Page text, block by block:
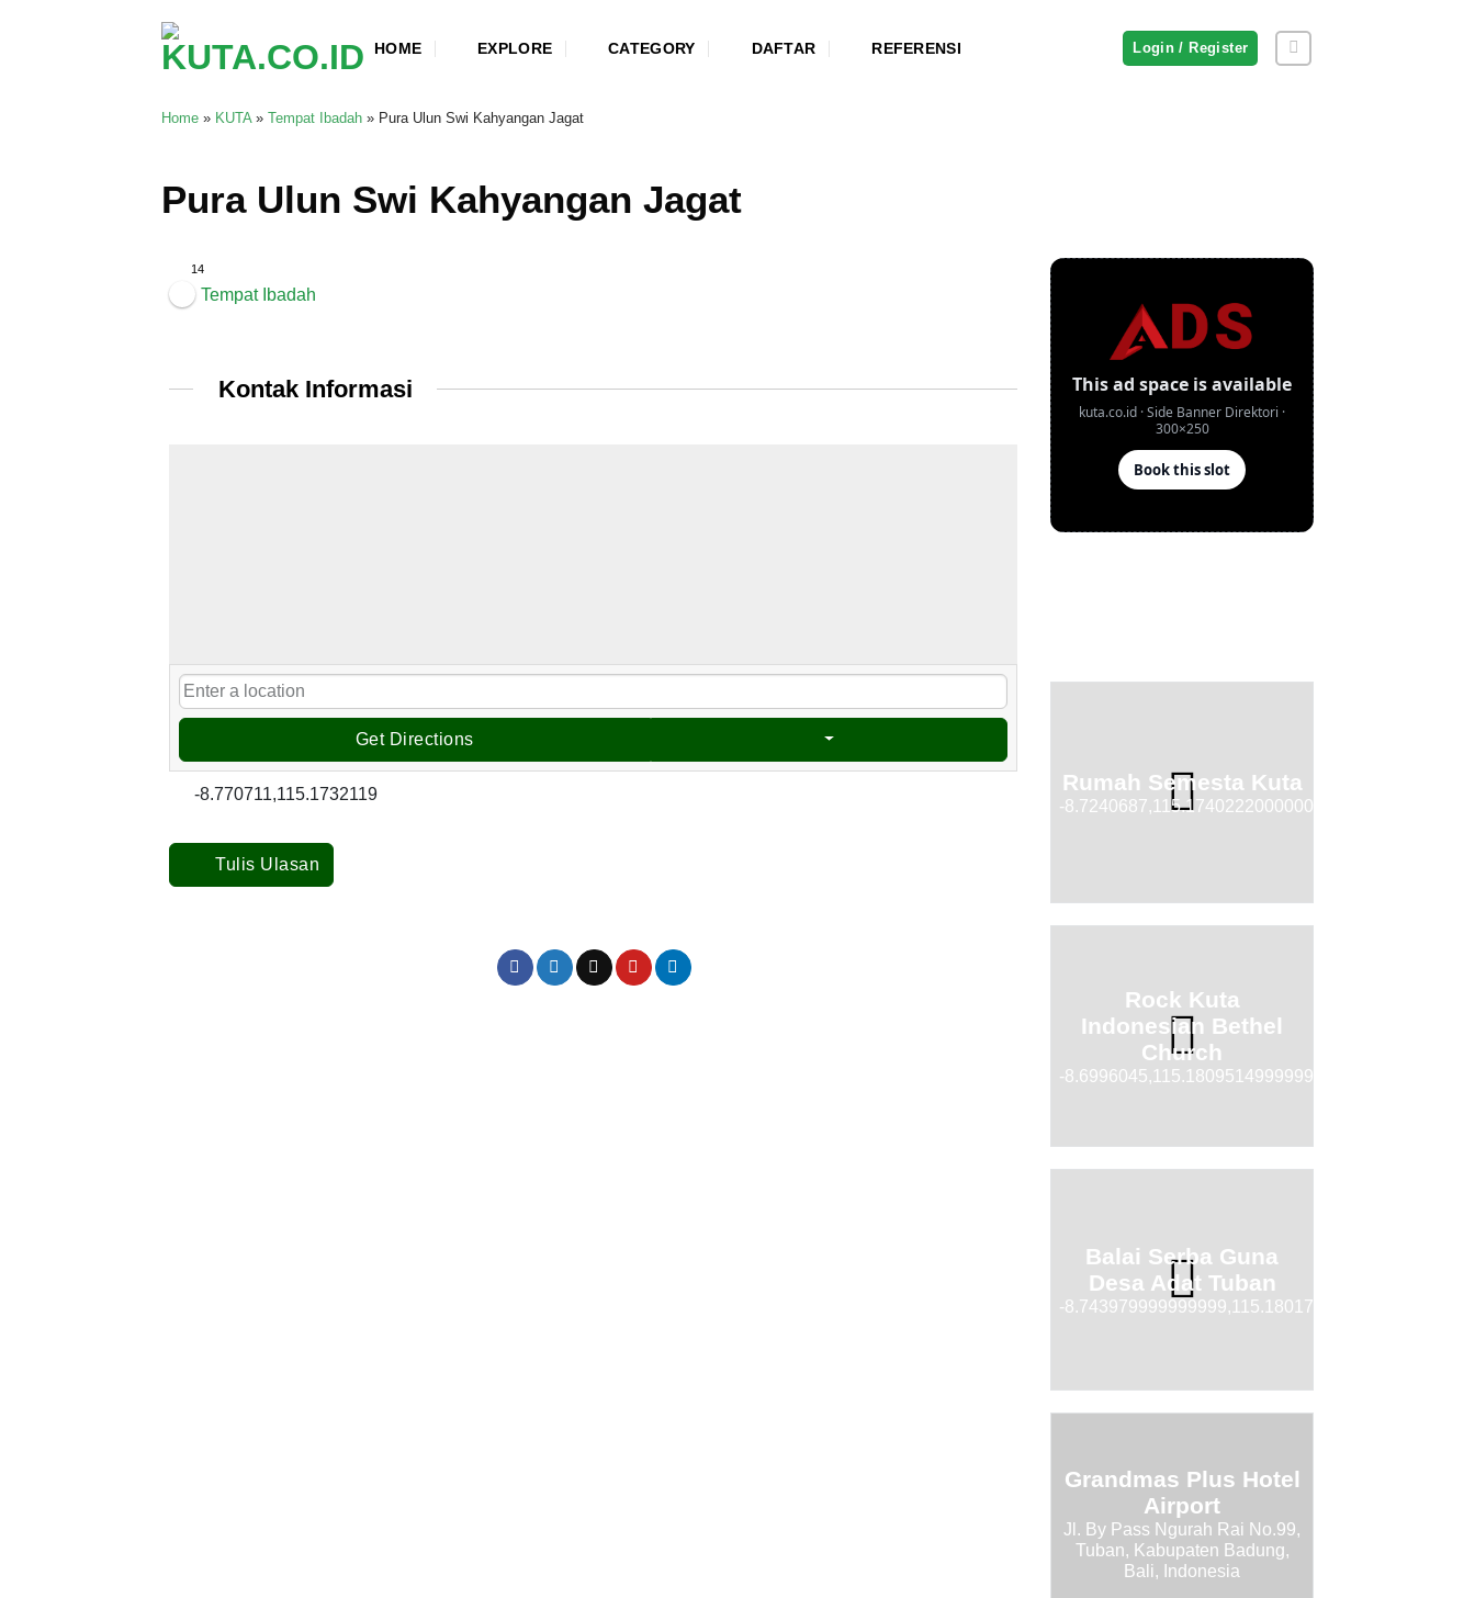
HOME EXPLORE CATEGORY DAFTAR REFERENSI Login / Register
Home » KUTA» Tempat Ibadah » Pura Ulun Swi Kahyangan Jagat
Pura Ulun Swi Kahyangan Jagat
14
Tempat Ibadah
Kontak Informasi
Get Directions
-8.770711,115.1732119
Tulis Ulasan
Rumah Semesta Kuta
-8.7240687,115.17402220000001
Rock Kuta
Indonesian Bethel
Church
-8.6996045,115.18095149999999
Balai Serba Guna
Desa Adat Tuban
-8.743979999999999,115.1801746
Grandmas Plus Hotel
Airport
Jl. By Pass Ngurah Rai No.99,
Tuban, Kabupaten Badung,
Bali, Indonesia